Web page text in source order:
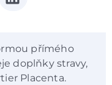
přímého
doplňky stravy,
Placenta.